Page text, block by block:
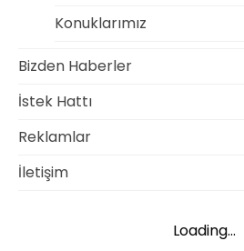
Konuklarımız
Bizden Haberler
İstek Hattı
Reklamlar
İletişim
Loading...